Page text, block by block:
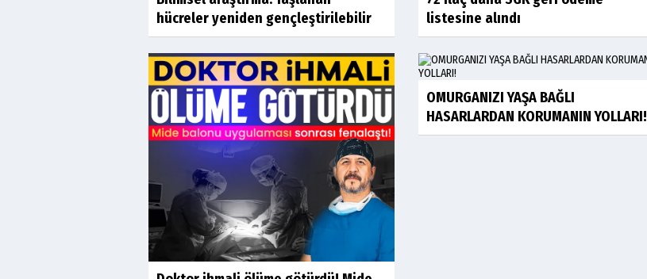
hücreler yeniden gençleştirilebilir
listesine alındı
OMURGANIZI YAŞA BAĞLI
HASARLARDAN KORUMANIN YOLLARI!